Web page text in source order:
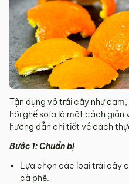
Tận dụng vỏ trái cây như
hôi ghế sofa là một cách giản
hướng dẫn chi tiết về cách
Bước 1: Chuẩn bị
Lựa chọn các loại trái cây
cà phê.